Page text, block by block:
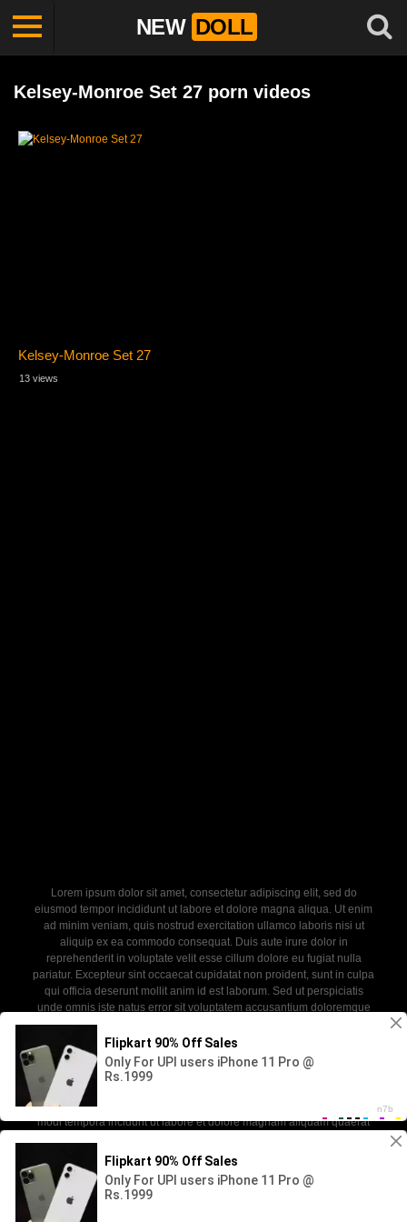
NEW DOLL
Kelsey-Monroe Set 27 porn videos
Kelsey-Monroe Set 27
13 views
Lorem ipsum dolor sit amet, consectetur adipiscing elit, sed do
eiusmod tempor incididunt ut labore et dolore magna aliqua. Ut enim
ad minim veniam, quis nostrud exercitation ullamco laboris nisi ut
aliquip ex ea commodo consequat. Duis aute irure dolor in
reprehenderit in voluptate velit esse cillum dolore eu fugiat nulla
pariatur. Excepteur sint occaecat cupidatat non proident, sunt in culpa
qui officia deserunt mollit anim id est laborum. Sed ut perspiciatis
unde omnis iste natus error sit voluptatem accusantium doloremque
laudantium, totam rem aperiam, eaque ipsa quae ab illo inventore
veritatis et quasi architecto beatae vitae dicta sunt explicabo. Nemo
enim ipsam voluptatem quia voluptas sit aspernatur aut odit aut fugit,
sed quia consequuntur magni dolores eos qui ratione voluptatem
sequi nesciunt. Neque porro quisquam est, qui dolorem ipsum quia
dolor sit amet, consectetur, adipisci velit, sed quia non numquam eius
modi tempora incidunt ut labore et dolore magnam aliquam quaerat
2026 - SABINKA. All rights reserved. Powered by WP-Script.com